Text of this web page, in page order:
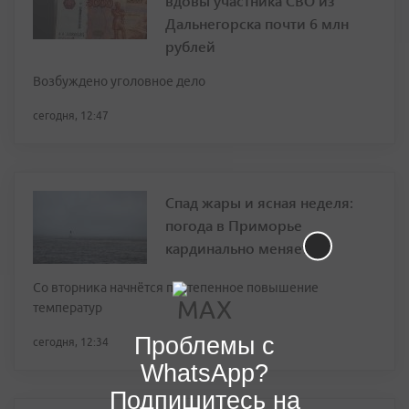
Дальнегорска почти 6 млн
рублей
Возбуждено уголовное дело
сегодня, 12:47
Спад жары и ясная неделя:
погода в Приморье
кардинально меняется
Со вторника начнётся постепенное повышение
температур
сегодня, 12:34
Проблемы с
WhatsApp?
Подпишитесь на